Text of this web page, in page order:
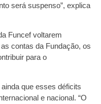
será suspenso”, explica
Funcef voltarem
contas da Fundação, os
para o
que esses déficits
e nacional. “O